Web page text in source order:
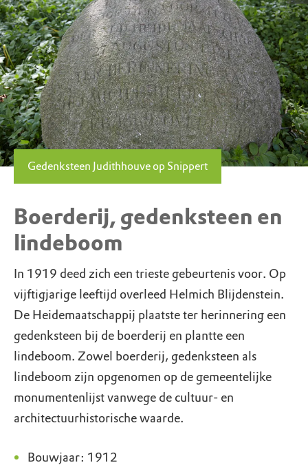
Gedenksteen Judithhouve op Snippert
Boerderij, gedenksteen en
lindeboom
In 1919 deed zich een trieste gebeurtenis voor. Op
vijftigjarige leeftijd overleed Helmich Blijdenstein.
De Heidemaatschappij plaatste ter herinnering een
gedenksteen bij de boerderij en plantte een
lindeboom. Zowel boerderij, gedenksteen als
lindeboom zijn opgenomen op de gemeentelijke
monumentenlijst vanwege de cultuur- en
architectuurhistorische waarde.
Bouwjaar: 1912